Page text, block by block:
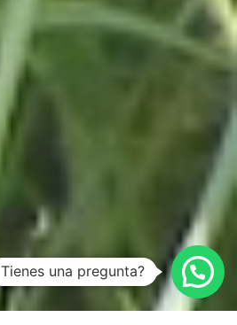
Tienes una pregunta?